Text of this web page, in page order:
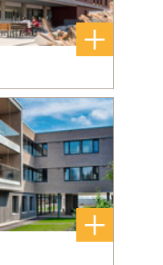
+
+